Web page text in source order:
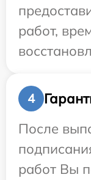
работ,
4
После
работ Вы